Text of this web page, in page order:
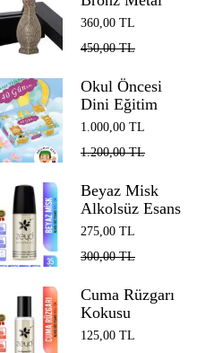
Döküm Esans
Cam Çubuk ve
360,00TL
450,00TL
Okul Öncesi
Dini Eğitim
Seti: Oğlan
Cennet Yolunda
1.000,00TL
1.200,00TL
Beyaz Misk
Alkolsüz Esans
Roll on EDP
275,00TL
300,00TL
Cuma Rüzgarı
Kokusu
Alkolsüz Esans
125,00TL